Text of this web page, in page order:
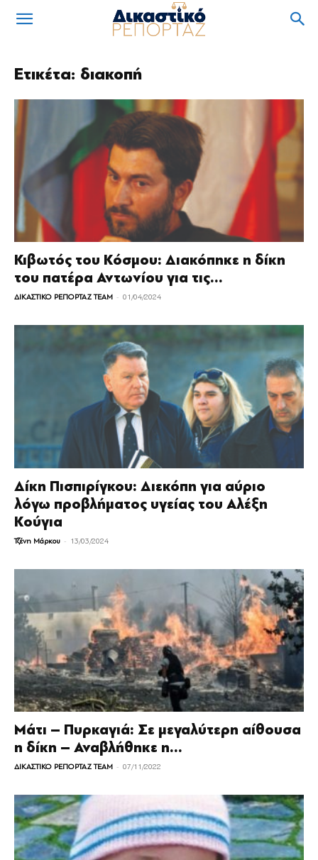
Ετικέτα: διακοπή
Κιβωτός του Κόσμου: Διακόπηκε η δίκη
του πατέρα Αντωνίου για τις...
ΔΙΚΑΣΤΙΚΟ ΡΕΠΟΡΤΑΖ TEAM - 01/04/2024
Δίκη Πισπιρίγκου: Διεκόπη για αύριο
λόγω προβλήματος υγείας του Αλέξη
Κούγια
Τζένη Μάρκου - 13/03/2024
Μάτι – Πυρκαγιά: Σε μεγαλύτερη αίθουσα
η δίκη – Αναβλήθηκε η...
ΔΙΚΑΣΤΙΚΟ ΡΕΠΟΡΤΑΖ TEAM - 07/11/2022